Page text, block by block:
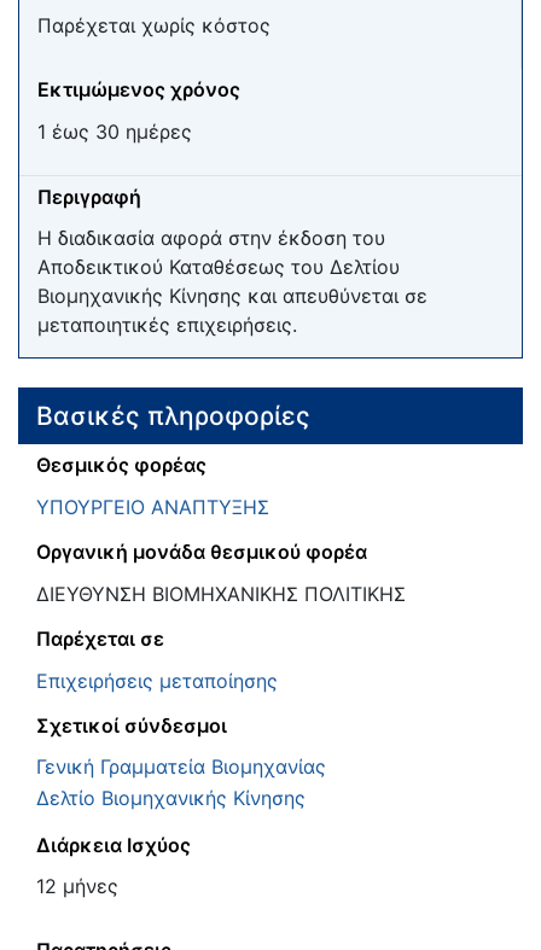
Παρέχεται χωρίς κόστος
Εκτιμώμενος χρόνος
1 έως 30 ημέρες
Περιγραφή
Η διαδικασία αφορά στην έκδοση του
Αποδεικτικού Καταθέσεως του Δελτίου
Βιομηχανικής Κίνησης και απευθύνεται σε
μεταποιητικές επιχειρήσεις.
Βασικές πληροφορίες
Θεσμικός φορέας
ΥΠΟΥΡΓΕΙΟ ΑΝΑΠΤΥΞΗΣ
Οργανική μονάδα θεσμικού φορέα
ΔΙΕΥΘΥΝΣΗ ΒΙΟΜΗΧΑΝΙΚΗΣ ΠΟΛΙΤΙΚΗΣ
Παρέχεται σε
Επιχειρήσεις μεταποίησης
Σχετικοί σύνδεσμοι
Γενική Γραμματεία Βιομηχανίας
Δελτίο Βιομηχανικής Κίνησης
Διάρκεια Ισχύος
12 μήνες